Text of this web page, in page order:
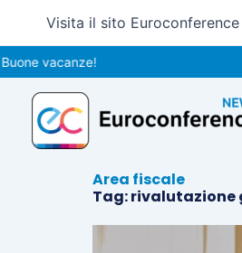
contenuto
Visita il sito
vacanze!
Area fiscale
Tag: